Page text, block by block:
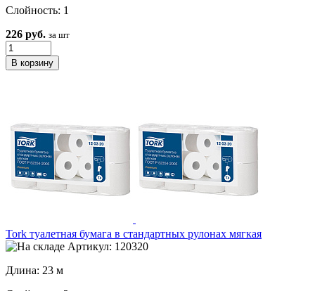
Слойность: 1
226 руб. за шт
Tork туалетная бумага в стандартных рулонах мягкая
Артикул: 120320
Длина: 23 м